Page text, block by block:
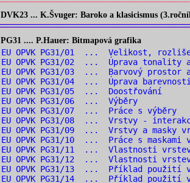
DVK23 ... K.Švuger: Baroko a klasicismus
PG31 .... P.Hauer: Bitmapová grafika
EU OPVK PG31/01 ... Velikost,
EU OPVK PG31/02 ... Úprava tonality
EU OPVK PG31/03 ... Barvový prostor
EU OPVK PG31/04 ... Úprava barevnosti
EU OPVK PG31/05 ... Doostřování
EU OPVK PG31/06 ... Výběry
EU OPVK PG31/07 ... Práce s výběry
EU OPVK PG31/08 ... Vrstvy -
EU OPVK PG31/09 ... Vrstvy a masky
EU OPVK PG31/10 ... Práce s maskami
EU OPVK PG31/11 ... Vlastnosti
EU OPVK PG31/12 ... Vlastnosti
EU OPVK PG31/13 ... Příklad použití
EU OPVK PG31/14 ... Příklad